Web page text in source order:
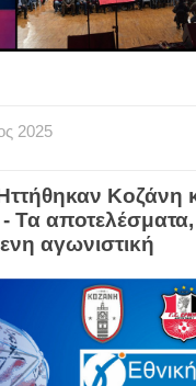
2025
Κοζάνη
- Τα
αγωνιστική